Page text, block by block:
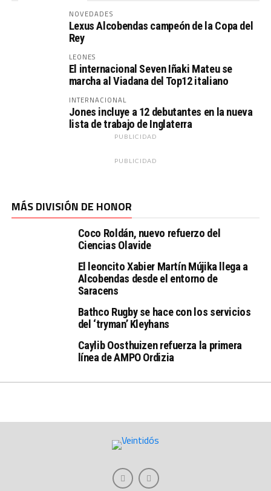
NOVEDADES
Lexus Alcobendas campeón de la Copa del
Rey
LEONES
El internacional Seven Iñaki Mateu se
marcha al Viadana del Top12 italiano
INTERNACIONAL
Jones incluye a 12 debutantes en la nueva
lista de trabajo de Inglaterra
PUBLICIDAD
PUBLICIDAD
MÁS DIVISIÓN DE HONOR
Coco Roldán, nuevo refuerzo del
Ciencias Olavide
El leoncito Xabier Martín Mújika llega a
Alcobendas desde el entorno de
Saracens
Bathco Rugby se hace con los servicios
del ‘tryman’ Kleyhans
Caylib Oosthuizen refuerza la primera
línea de AMPO Ordizia